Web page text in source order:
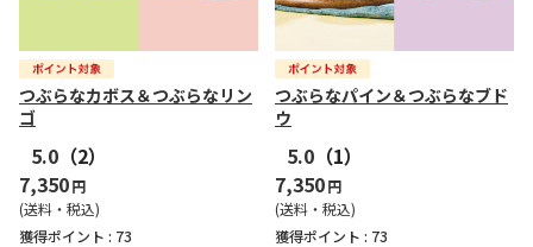
つぶらなカボス＆つぶらなリン
ゴ
5.0 （2）
7,350円
(送料・税込)
獲得ポイント : 73
つぶらなパイン＆つぶらなブド
ウ
5.0 （1）
7,350円
(送料・税込)
獲得ポイント : 73